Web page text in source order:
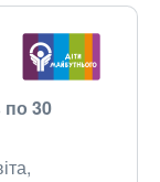
по 30